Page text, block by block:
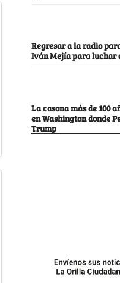
Regresar a la radio
Iván Mejía para luchar
La casona más de 100
en Washington donde
Trump